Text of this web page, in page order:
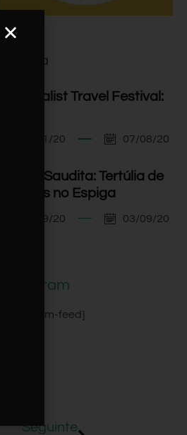
Agenda
I Minimalist Travel Festival:
07/11/20 07/08/20
Arábia Saudita: Tertúlia de
Viagens no Espiga
03/09/20 03/09/20
Instagram
[instagram-feed]
Seguinte